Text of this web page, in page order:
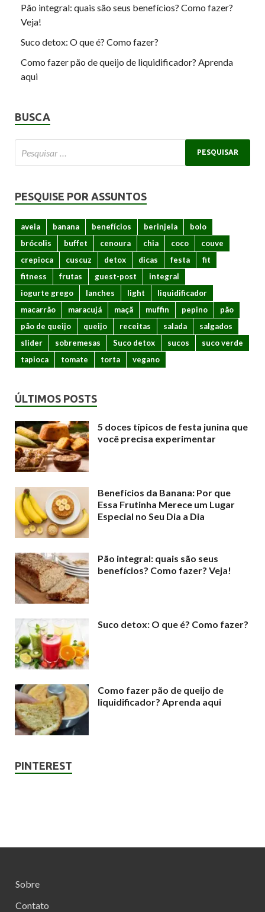
Pão integral: quais são seus benefícios? Como fazer?
Veja!
Suco detox: O que é? Como fazer?
Como fazer pão de queijo de liquidificador? Aprenda
aqui
BUSCA
PESQUISE POR ASSUNTOS
aveia banana benefícios berinjela
bolo
brócolis
buffet cenoura chia coco
couve
crepioca
cuscuz detox dicas festa
fit
fitness
frutas guest-post
integral
iogurte grego
lanches light
liquidificador
macarrão
maracujá maçã muffin pepino
pão
pão de queijo
queijo receitas salada
salgados
slider
sobremesas Suco detox sucos
suco verde
tapioca
tomate torta vegano
ÚLTIMOS POSTS
5 doces típicos de festa junina que
você precisa experimentar
Benefícios da Banana: Por que
Essa Frutinha Merece um Lugar
Especial no Seu Dia a Dia
Pão integral: quais são seus
benefícios? Como fazer? Veja!
Suco detox: O que é? Como fazer?
Como fazer pão de queijo de
liquidificador? Aprenda aqui
PINTEREST
Sobre
Contato